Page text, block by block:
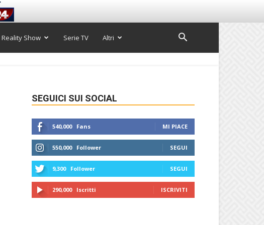
Reality Show Serie TV Altri
SEGUICI SUI SOCIAL
540,000 Fans MI PIACE
550,000 Follower SEGUI
9,300 Follower SEGUI
290,000 Iscritti ISCRIVITI